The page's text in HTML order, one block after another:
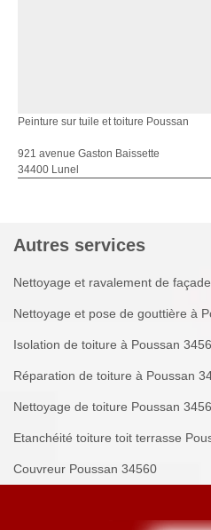
Peinture sur tuile et toiture Poussan
921 avenue Gaston Baissette
34400 Lunel
Autres services
Nettoyage et ravalement de
Nettoyage et pose de gouttière à
Isolation de toiture à Poussan
Réparation de toiture à Poussan
Nettoyage de toiture Poussan
Etanchéité toiture toit terrasse
Couvreur Poussan 34560